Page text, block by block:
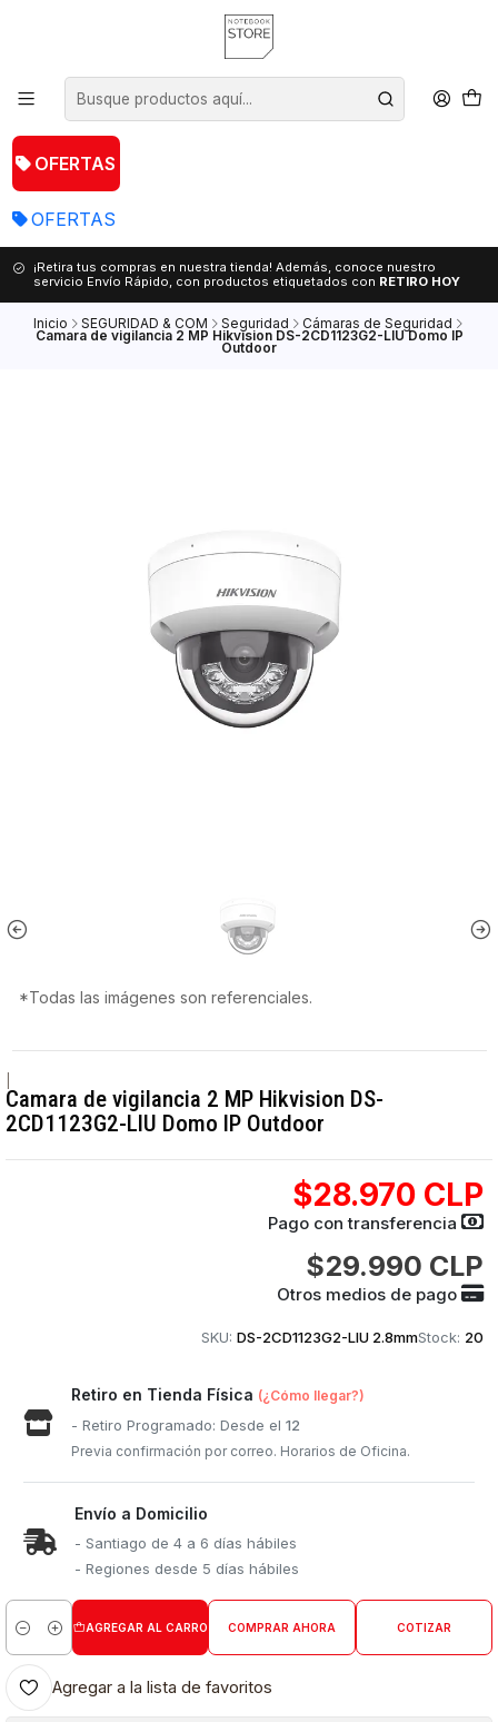
OFERTAS
OFERTAS
¡Retira tus compras en nuestra tienda! Además, conoce nuestro
servicio Envío Rápido, con productos etiquetados con RETIRO HOY
Inicio SEGURIDAD & COM Seguridad Cámaras de Seguridad
Camara de vigilancia 2 MP Hikvision DS-2CD1123G2-LIU Domo IP
Outdoor
*Todas las imágenes son referenciales.
Camara de vigilancia 2 MP Hikvision DS-
2CD1123G2-LIU Domo IP Outdoor
$28.970 CLP
Pago con transferencia
$29.990 CLP
Otros medios de pago
SKU: DS-2CD1123G2-LIU 2.8mmStock: 20
Retiro en Tienda Física (¿Cómo llegar?)
- Retiro Programado: Desde el12
Previa confirmación por correo. Horarios de Oficina.
Envío a Domicilio
- Santiago de 4 a 6 días hábiles
- Regiones desde 5 días hábiles
Cantidad
AGREGAR AL CARRO COMPRAR AHORA COTIZAR
Agregar a la lista de favoritos